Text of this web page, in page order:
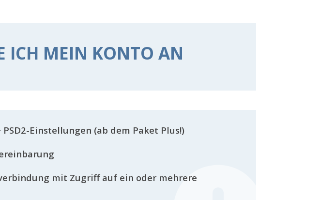
ICH MEIN KONTO AN
Einstellungen (ab dem Paket Plus!)
mit Zugriff auf ein oder mehrere